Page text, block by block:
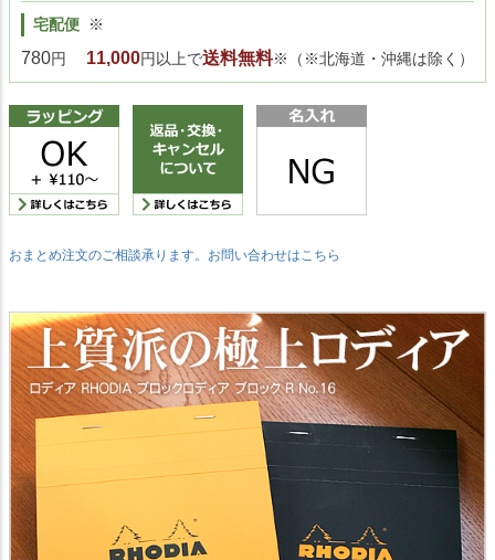
宅配便
780円
※
11,000円以上で送料無料※（※北海道・沖縄は除く）
おまとめ注文のご相談承ります。お問い合わせはこちら